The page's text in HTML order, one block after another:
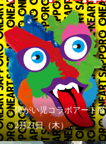
障がい児コラボアート
2月21日（木）...